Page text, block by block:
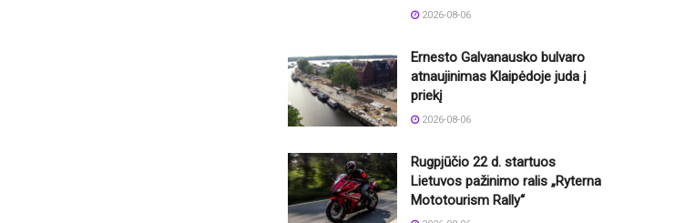
2026-08-06
Ernesto Galvanausko bulvaro
atnaujinimas Klaipėdoje juda į
priekį
2026-08-06
Rugpjūčio 22 d. startuos
Lietuvos pažinimo ralis „Ryterna
Mototourism Rally“